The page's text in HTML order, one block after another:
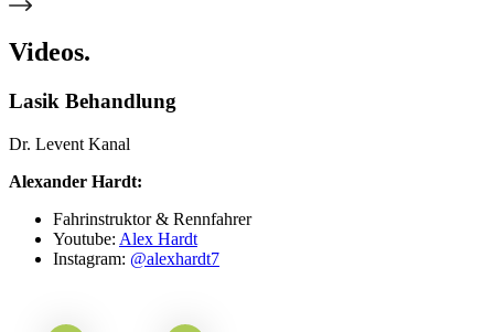
Videos.
Lasik Behandlung
Dr. Levent Kanal
Alexander Hardt:
Fahrinstruktor & Rennfahrer
Youtube: Alex Hardt
Instagram: @alexhardt7